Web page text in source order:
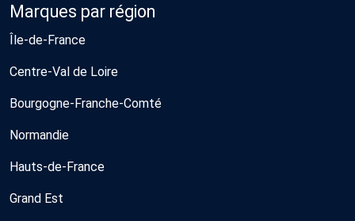
Marques par région
Île-de-France
Centre-Val de Loire
Bourgogne-Franche-Comté
Normandie
Hauts-de-France
Grand Est